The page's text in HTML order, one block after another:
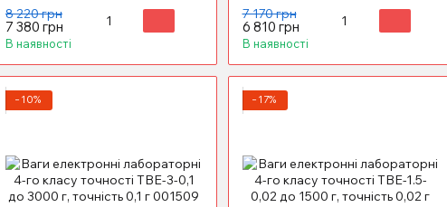
8 220 грн
7 380 грн
В наявності
7 170 грн
6 810 грн
В наявності
−10% −17%